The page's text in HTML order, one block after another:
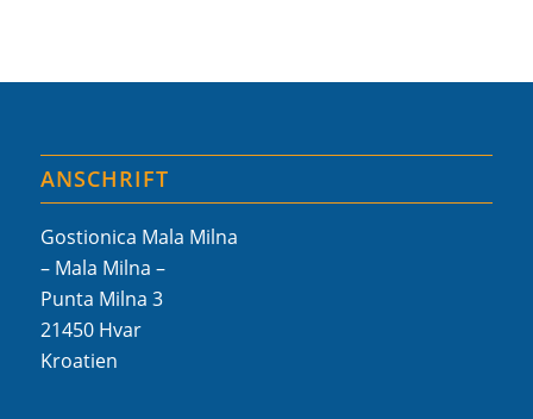
ANSCHRIFT
Gostionica Mala Milna
– Mala Milna –
Punta Milna 3
21450 Hvar
Kroatien